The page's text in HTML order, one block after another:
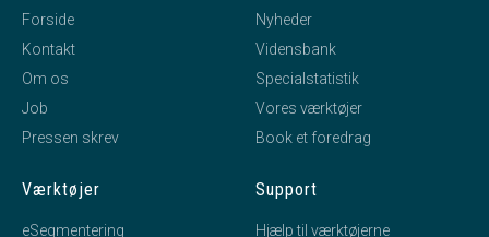
Forside
Kontakt
Om os
Job
Pressen skrev
Nyheder
Vidensbank
Specialstatistik
Vores værktøjer
Book et foredrag
Værktøjer
eSegmentering
Support
Hjælp til værktøjerne